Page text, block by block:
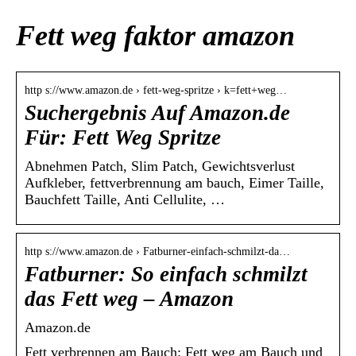
Fett weg faktor amazon
http s://www.amazon.de › fett-weg-spritze › k=fett+weg…
Suchergebnis Auf Amazon.de
Für: Fett Weg Spritze
Abnehmen Patch, Slim Patch, Gewichtsverlust
Aufkleber, fettverbrennung am bauch, Eimer Taille,
Bauchfett Taille, Anti Cellulite, …
http s://www.amazon.de › Fatburner-einfach-schmilzt-da…
Fatburner: So einfach schmilzt
das Fett weg – Amazon
Amazon.de
Fett verbrennen am Bauch: Fett weg am Bauch und